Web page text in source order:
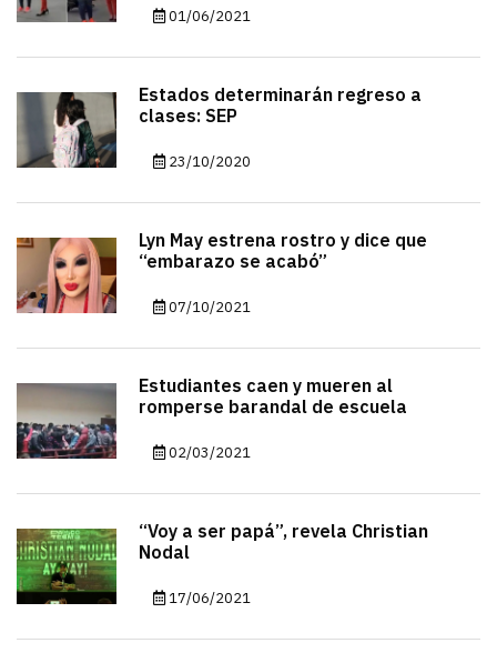
01/06/2021
Estados determinarán regreso a
clases: SEP
23/10/2020
Lyn May estrena rostro y dice que
“embarazo se acabó”
07/10/2021
Estudiantes caen y mueren al
romperse barandal de escuela
02/03/2021
“Voy a ser papá”, revela Christian
Nodal
17/06/2021